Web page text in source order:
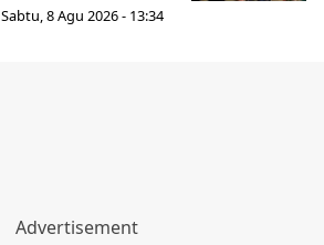
Sabtu, 8 Agu 2026 - 13:34